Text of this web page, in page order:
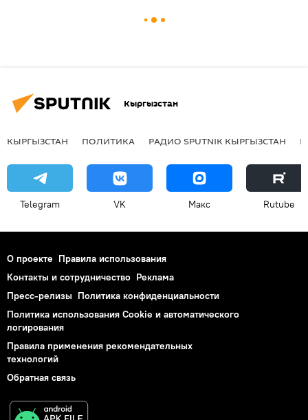
Кыргызстан
КЫРГЫЗСТАН ПОЛИТИКА РАДИО SPUTNIK КЫРГЫЗСТАН
Telegram VK Макс Rutube
О проекте Правила использования
Контакты и сотрудничество Реклама
Пресс-релизы Политика конфиденциальности
Политика использования Cookie и автоматического
логирования
Правила применения рекомендательных
технологий
Обратная связь